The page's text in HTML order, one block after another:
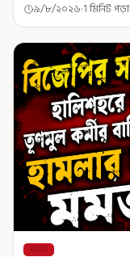
৯/৮/২০২৬ 1 মিনিট পড়া
রাজ্য